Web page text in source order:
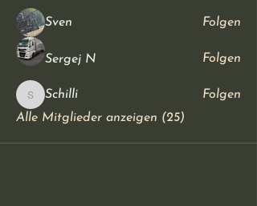
Sven Folgen
Sergej N Folgen
SchilliSchilli
Folgen
Alle Mitglieder anzeigen (25)